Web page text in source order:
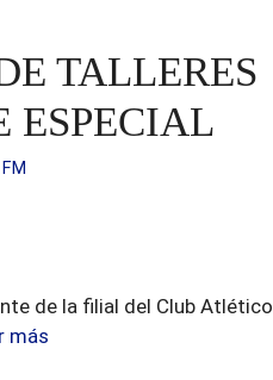
TALLERES
ESPECIAL
de la filial del Club Atlético
más